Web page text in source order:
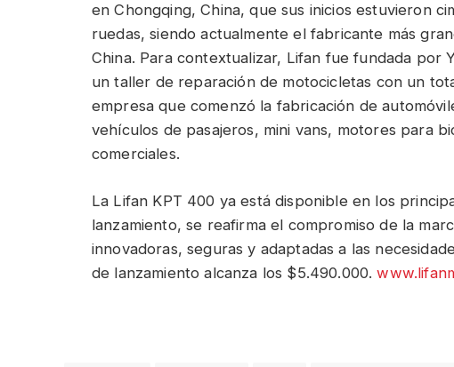
en Chongqing, China, que sus inicios estuvieron
ruedas, siendo actualmente el fabricante más
China. Para contextualizar, Lifan fue fundada por
un taller de reparación de motocicletas con un
empresa que comenzó la fabricación de
vehículos de pasajeros, mini vans, motores para
comerciales.
La Lifan KPT 400 ya está disponible en los
lanzamiento, se reafirma el compromiso de la
innovadoras, seguras y adaptadas a las
de lanzamiento alcanza los $5.490.000.